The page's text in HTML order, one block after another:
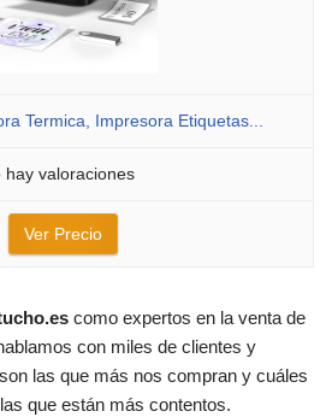
Termica, Impresora Etiquetas...
hay valoraciones
Ver Precio
como expertos en la venta de
con miles de clientes y
las que más nos compran y cuáles
que están más contentos.